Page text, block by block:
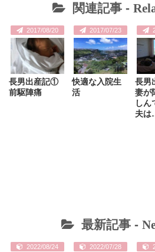
関連記事 -
2017/08/20
長男出産記①
前駆陣痛
2017/07/23
快適な入院生
活
長男
妻が
しん
夫
最新記事 -
2022/08/24 2022/07/28